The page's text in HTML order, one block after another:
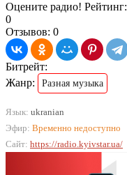
Оцените радио! Рейтинг:
0
Отзывов: 0
Битрейт:
Жанр:
Разная музыка
Язык: ukranian
Эфир: Временно недоступно
Сайт: https://radio.kyivstar.ua/